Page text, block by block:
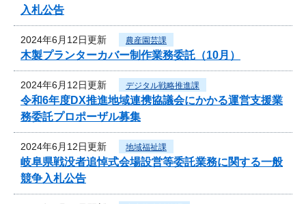
入札公告
2024年6月12日更新 農産園芸課
木製プランターカバー制作業務委託（10月）
2024年6月12日更新 デジタル戦略推進課
令和6年度DX推進地域連携協議会にかかる運営支援業
務委託プロポーザル募集
2024年6月12日更新 地域福祉課
岐阜県戦没者追悼式会場設営等委託業務に関する一般
競争入札公告